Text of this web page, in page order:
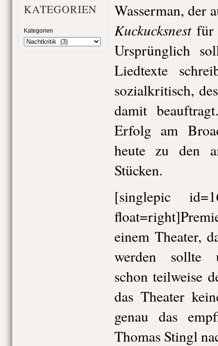
KATEGORIEN
Kategorien
Wasserman, der
Kuckucksnest für
Ursprünglich
Liedtexte
sozialkritisch,
damit
Erfolg am
heute zu den
Stücken.
[singlepic
einem Theater,
werden sollte
schon teilweise
das Theater
genau das
Thomas Stingl